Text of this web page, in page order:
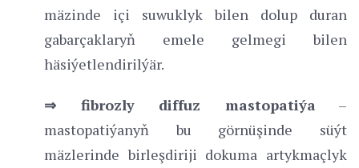
mäzinde içi suwuklyk bilen dolup duran
gabarçaklaryň emele gelmegi bilen
häsiýetlendirilýär.
⇒ fibrozly diffuz mastopatiýa –
mastopatiýanyň bu görnüşinde süýt
mäzlerinde birleşdiriji dokuma artykmaçlyk